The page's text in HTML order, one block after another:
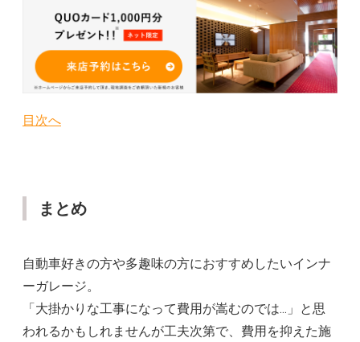
目次へ
まとめ
自動車好きの方や多趣味の方におすすめしたいインナ
ーガレージ。
「大掛かりな工事になって費用が嵩むのでは…」と思
われるかもしれませんが工夫次第で、費用を抑えた施